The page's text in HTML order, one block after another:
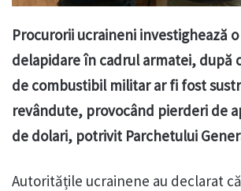
Procurorii ucraineni investighează
delapidare în cadrul armatei, după
de combustibil militar ar fi fost
revândute, provocând pierderi de
de dolari, potrivit Parchetului
Autoritățile ucrainene au declarat